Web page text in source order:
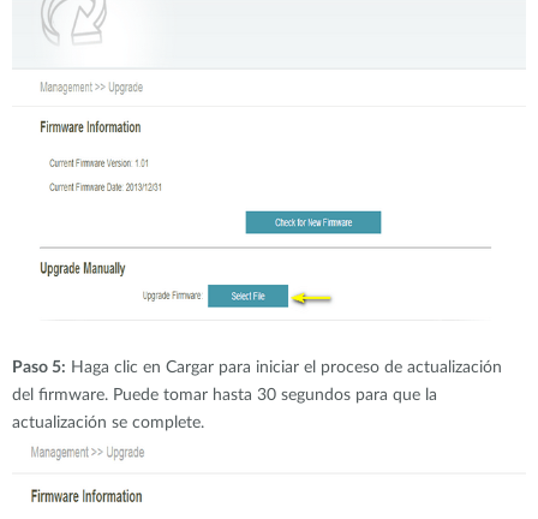
Paso 5: Haga clic en Cargar para iniciar el proceso de actualización
del firmware. Puede tomar hasta 30 segundos para que la
actualización se complete.